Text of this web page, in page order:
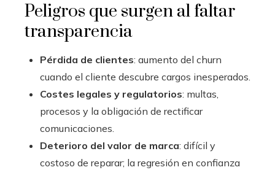
Peligros que surgen al faltar
transparencia
Pérdida de clientes: aumento del churn
cuando el cliente descubre cargos inesperados.
Costes legales y regulatorios: multas,
procesos y la obligación de rectificar
comunicaciones.
Deterioro del valor de marca: difícil y
costoso de reparar; la regresión en confianza